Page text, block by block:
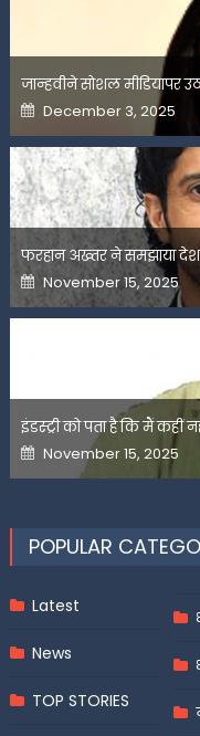
जान्हवीने सोशल मीडियापर
Posted
on
December 3, 2025
फरहान अख्तर ने समझाया
Posted
on
November 15, 2025
इंडस्ट्री को पता है कि मैं कहीं
Posted
on
November 15, 2025
POPULAR
Latest
News
TOP STORIES